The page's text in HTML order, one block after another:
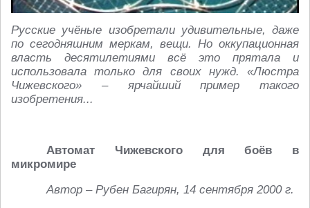
Русские учёные изобретали удивительные, даже
по сегодняшним меркам, вещи. Но оккупационная
власть десятилетиями всё это прятала и
использовала только для своих нужд. «Люстра
Чижевского» – ярчайший пример такого
изобретения...
Автомат Чижевского для боёв в
микромире
Автор – Рубен Багирян, 14 сентября 2000 г.